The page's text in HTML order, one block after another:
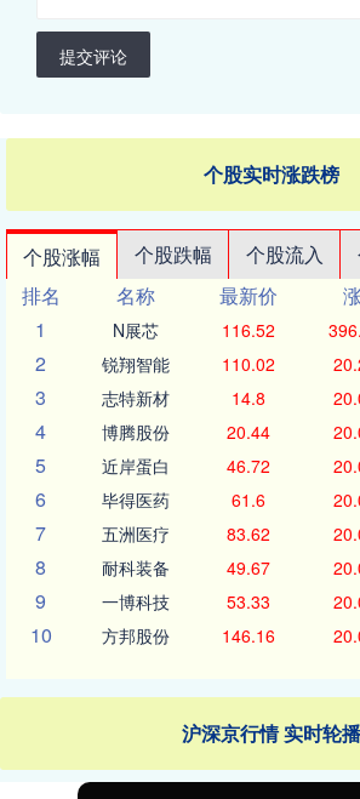
提交评论
个股实时涨跌榜
个股涨幅 个股跌幅 个股流入
排名
名称 最新价
1
N展芯 116.52
2 锐翔智能 110.02
3 志特新材 14.8
4 博腾股份 20.44
5 近岸蛋白 46.72
6 毕得医药 61.6
7 五洲医疗 83.62
8 耐科装备 49.67
9 一博科技 53.33
10 方邦股份 146.16
沪深京行情 实时轮播